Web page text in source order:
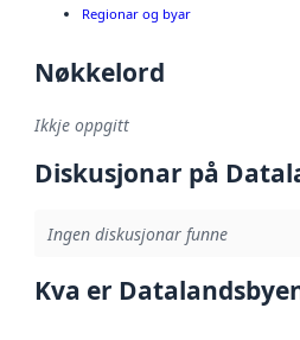
Regionar og byar
Nøkkelord
Ikkje oppgitt
Diskusjonar på
Ingen diskusjonar funne
Kva er